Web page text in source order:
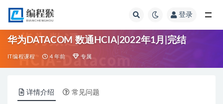
登录
华为DATACOM 数通HCIA|2022年1月|完结
IT编程课程 4 年前 专属
详情介绍 常见问题